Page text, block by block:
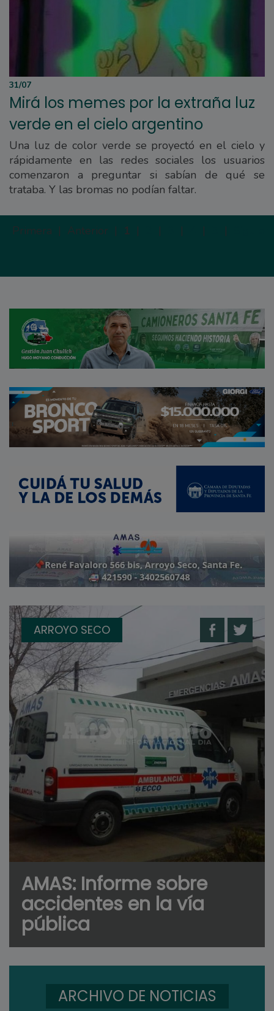
31/07
Mirá los memes por la extraña luz
verde en el cielo argentino
Una luz de color verde se proyectó en el cielo y
rápidamente en las redes sociales los usuarios
comenzaron a preguntar si sabían de qué se
trataba. Y las bromas no podían faltar.
Primera | Anterior | 1 | | | | |
ARROYO SECO
AMAS: Informe sobre
accidentes en la vía
pública
ARCHIVO DE NOTICIAS